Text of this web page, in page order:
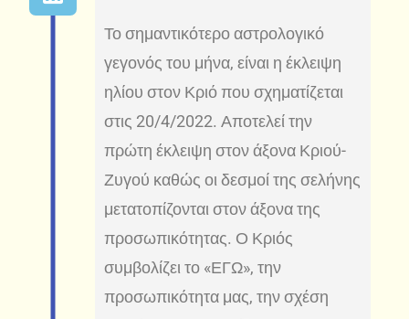
Το σημαντικότερο αστρολογικό
γεγονός του μήνα, είναι η έκλειψη
ηλίου στον Κριό που σχηματίζεται
στις 20/4/2022. Αποτελεί την
πρώτη έκλειψη στον άξονα Κριού-
Ζυγού καθώς οι δεσμοί της σελήνης
μετατοπίζονται στον άξονα της
προσωπικότητας. Ο Κριός
συμβολίζει το «ΕΓΩ», την
προσωπικότητα μας, την σχέση